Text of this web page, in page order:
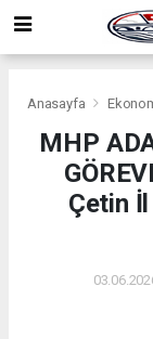
Anasayfa
MHP
Çetin